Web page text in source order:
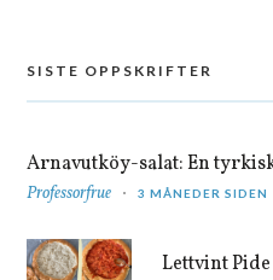
SISTE OPPSKRIFTER
Arnavutköy-salat: En
Professorfrue 3 MÅNEDER SIDEN
Lettvint